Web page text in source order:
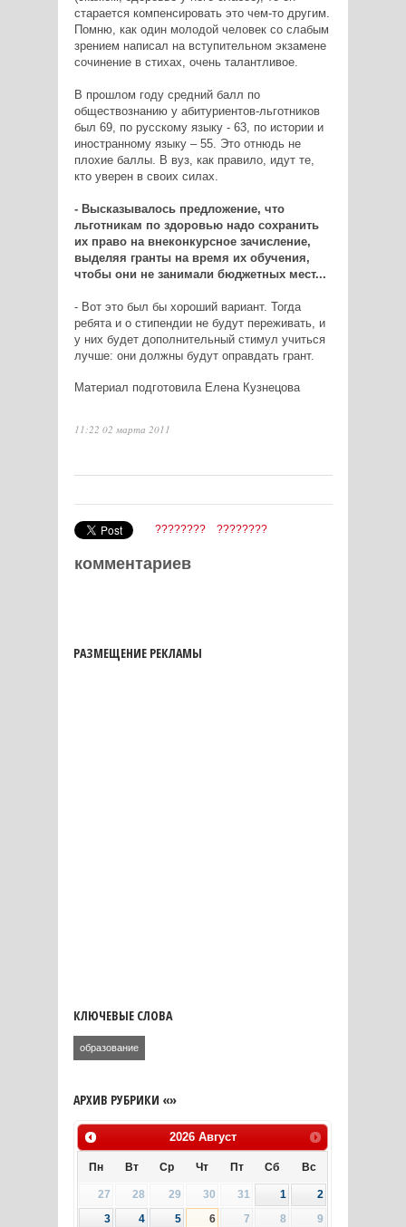
старается компенсировать это чем-то другим.
Помню, как один молодой человек со слабым
зрением написал на вступительном экзамене
сочинение в стихах, очень талантливое.
В прошлом году средний балл по
обществознанию у абитуриентов-льготников
был 69, по русскому языку - 63, по истории и
иностранному языку – 55. Это отнюдь не
плохие баллы. В вуз, как правило, идут те,
кто уверен в своих силах.
- Высказывалось предложение, что
льготникам по здоровью надо сохранить
их право на внеконкурсное зачисление,
выделяя гранты на время их обучения,
чтобы они не занимали бюджетных мест...
- Вот это был бы хороший вариант. Тогда
ребята и о стипендии не будут переживать, и
у них будет дополнительный стимул учиться
лучше: они должны будут оправдать грант.
Материал подготовила Елена Кузнецова
11:22 02 марта 2011
???????? ????????
комментариев
РАЗМЕЩЕНИЕ РЕКЛАМЫ
КЛЮЧЕВЫЕ СЛОВА
образование
АРХИВ РУБРИКИ «»
2026 Август
Пн Вт Ср Чт Пт Сб Вс
27 28 29 30 31 1
2
3
4 5 6 7 8
9